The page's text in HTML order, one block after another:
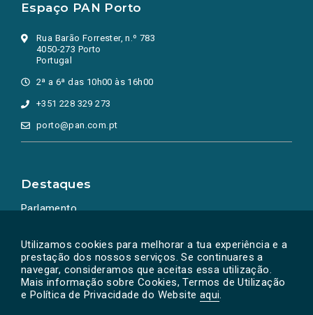
Utilizamos cookies para melhorar a tua experiência e a
prestação dos nossos serviços. Se continuares a
navegar, consideramos que aceitas essa utilização.
Mais informação sobre Cookies, Termos de Utilização
e Política de Privacidade do Website aqui.
Espaço PAN Porto
Rua Barão Forrester, n.º 783
4050-273 Porto
Portugal
2ª a 6ª das 10h00 às 16h00
+351 228 329 273
porto@pan.com.pt
Destaques
Parlamento